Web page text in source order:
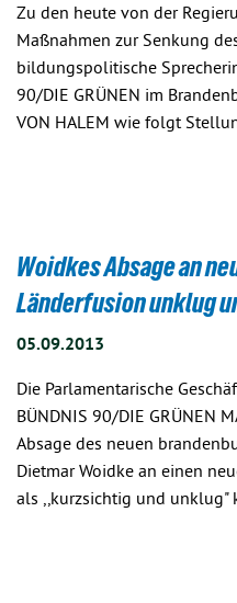
Zu den heute von der
Maßnahmen zur Senkung
bildungspolitische
90/DIE GRÜNEN im
VON HALEM wie folgt
Woidkes Absage an
Länderfusion unklug
05.09.2013
Die Parlamentarische
BÜNDNIS 90/DIE GRÜNEN
Absage des neuen
Dietmar Woidke an einen
als ,,kurzsichtig und unklug"